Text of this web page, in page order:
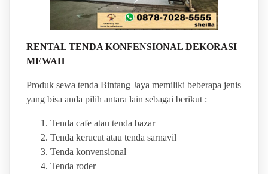
RENTAL TENDA KONFENSIONAL DEKORASI
MEWAH
Produk sewa tenda Bintang Jaya memiliki beberapa jenis
yang bisa anda pilih antara lain sebagai berikut :
Tenda cafe atau tenda bazar
Tenda kerucut atau tenda sarnavil
Tenda konvensional
Tenda roder